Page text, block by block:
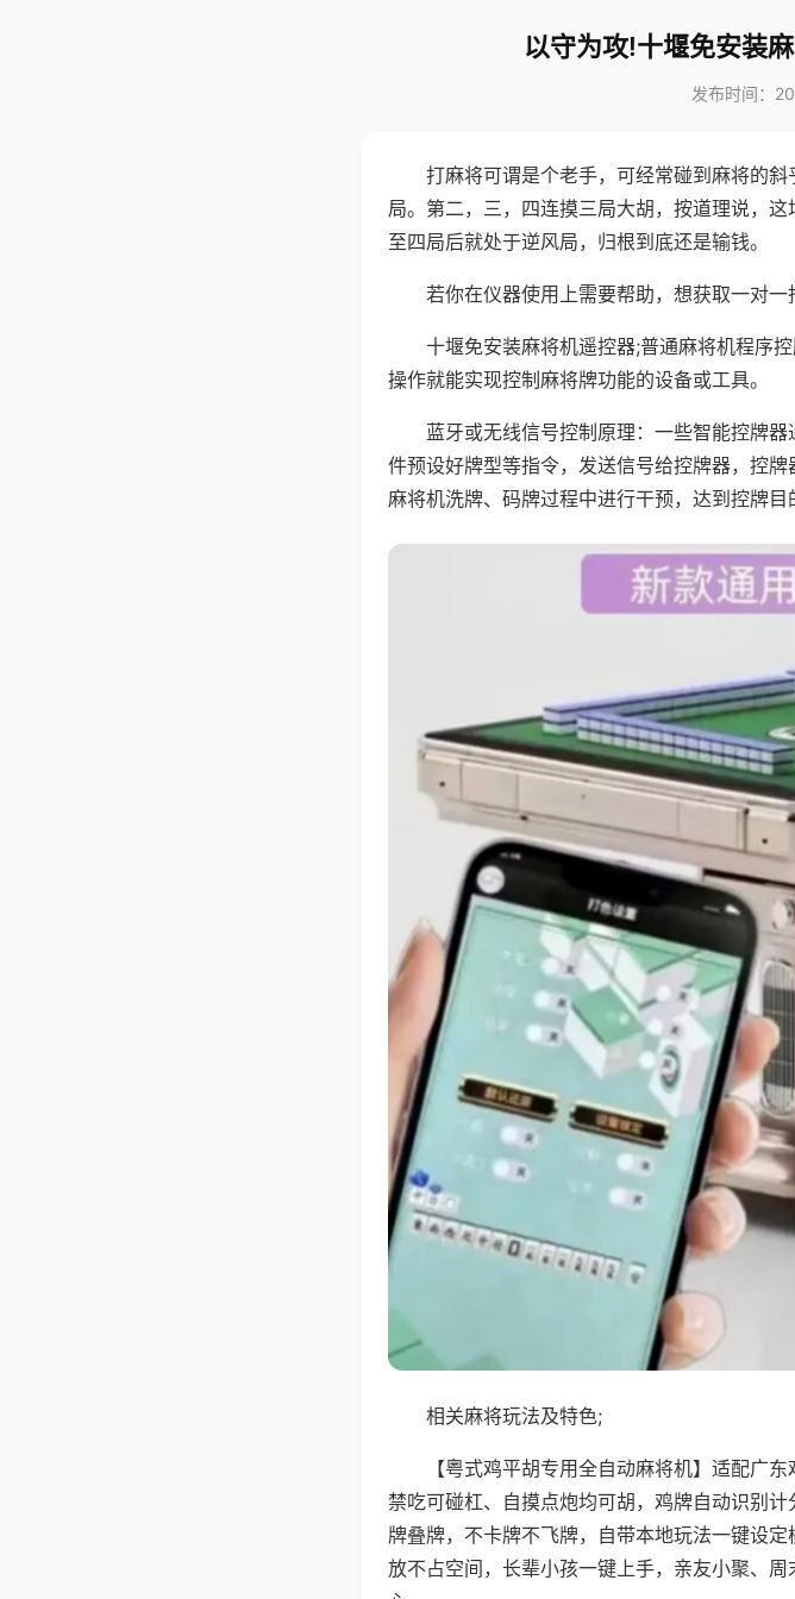
以守为攻!十堰免安装
发布时间：
打麻将可谓是个老手，可经常碰到麻将的
局。第二，三，四连摸三局大胡，按道理说，
至四局后就处于逆风局，归根到底还是输钱。
若你在仪器使用上需要帮助，想获取一对
十堰免安装麻将机遥控器;普通麻将机程序
操作就能实现控制麻将牌功能的设备或工具。
蓝牙或无线信号控制原理：一些智能控牌
件预设好牌型等指令，发送信号给控牌器，控
麻将机洗牌、码牌过程中进行干预，达到控牌目
相关麻将玩法及特色;
【粤式鸡平胡专用全自动麻将机】适配广
禁吃可碰杠、自摸点炮均可胡，鸡牌自动识别
牌叠牌，不卡牌不飞牌，自带本地玩法一键设
放不占空间，长辈小孩一键上手，亲友小聚、